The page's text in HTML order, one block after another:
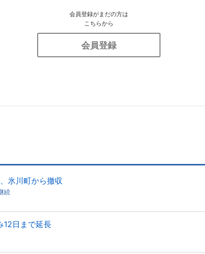
会員登録がまだの方は
こちらから
会員登録
氷川町から撤収
続
12日まで延長